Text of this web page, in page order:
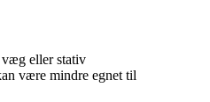
eller stativ
være mindre egnet til